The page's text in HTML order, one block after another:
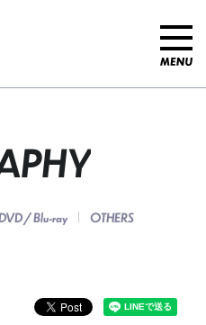
/ Blu-ray OTHERS